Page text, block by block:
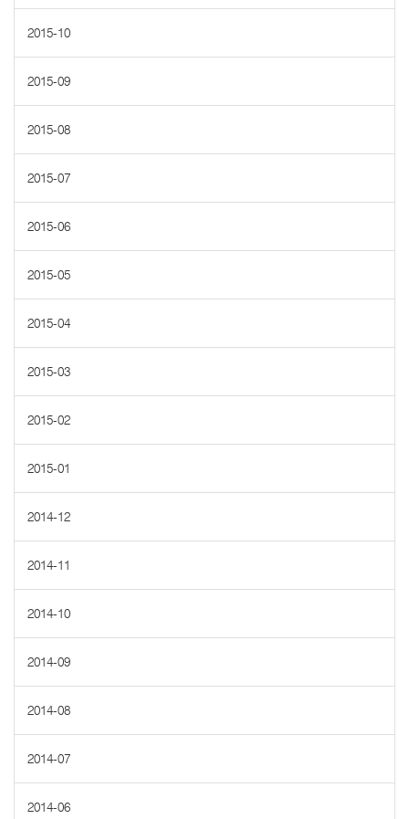
2015-10
2015-09
2015-08
2015-07
2015-06
2015-05
2015-04
2015-03
2015-02
2015-01
2014-12
2014-11
2014-10
2014-09
2014-08
2014-07
2014-06